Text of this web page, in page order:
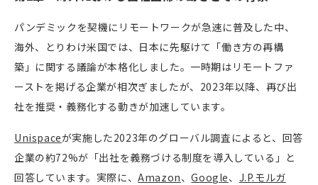
パンデミックを契機にリモートワークが急速に普及した中、
海外、とりわけ米国では、日本に先駆けて「働き方の再構
築」に関する議論が本格化しました。一時期はリモートファ
ーストを掲げる企業が相次ぎましたが、2023年以降、再び出
社を推奨・義務化する動きが加速しています。
Unispaceが実施した2023年のグローバル調査によると、回答
企業の約72%が「出社を義務づける制度を導入している」と
回答しています。実際に、Amazon、Google、 J.P.モルガ